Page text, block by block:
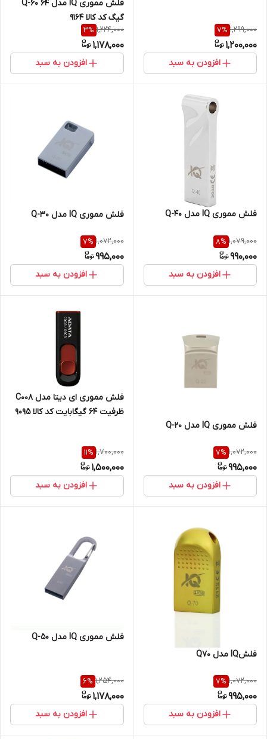
1,299,000
7%
1,200,000
افزودن به سبد
فلش مموری IQ مدل Q-60 64
گیگ کد کالا 9164
1,224,000
3%
1,178,000
افزودن به سبد
فلش مموری IQ مدل Q-40
1,079,000
8%
990,000
افزودن به سبد
فلش مموری IQ مدل Q-30
1,072,000
7%
995,000
افزودن به سبد
فلش مموری IQ مدل Q-20
1,072,000
7%
995,000
افزودن به سبد
فلش مموری ای دیتا مدل C008
ظرفیت 64 گیگابایت کد کالا 9095
1,700,000
11%
1,500,000
افزودن به سبد
فلشIQ مدل Q70
1,072,000
7%
995,000
افزودن به سبد
فلش مموری IQ مدل Q-50
1,254,000
6%
1,178,000
افزودن به سبد